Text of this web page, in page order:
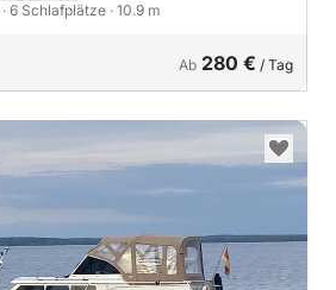
· 6 Schlafplätze · 10.9 m
Ab 280 € / Tag